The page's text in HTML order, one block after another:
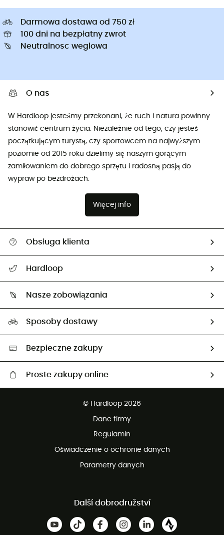
Darmowa dostawa od 750 zł
100 dni na bezpłatny zwrot
Neutralnosc weglowa
O nas
W Hardloop jesteśmy przekonani, że ruch i natura powinny
stanowić centrum życia. Niezależnie od tego, czy jesteś
początkującym turystą, czy sportowcem na najwyższym
poziomie od 2015 roku dzielimy się naszym gorącym
zamiłowaniem do dobrego sprzętu i radosną pasją do
wypraw po bezdrożach.
Więcej info
Obsługa klienta
Zwrot artykułów i zwrot środków
Hardloop
Ambasadorzy
Nasze zobowiązania
Wybrane produkty eko
Sposoby dostawy
Bezpieczne zakupy
Proste zakupy online
© Hardloop 2026
Dane firmy
Regulamin
Oświadczenie o ochronie danych
Parametry danych
Další dobrodružství